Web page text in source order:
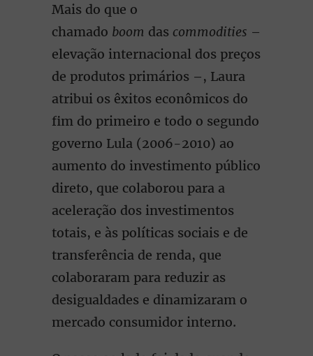
Mais do que o
chamado boom das commodities –
elevação internacional dos preços
de produtos primários –, Laura
atribui os êxitos econômicos do
fim do primeiro e todo o segundo
governo Lula (2006-2010) ao
aumento do investimento público
direto, que colaborou para a
aceleração dos investimentos
totais, e às políticas sociais e de
transferência de renda, que
colaboraram para reduzir as
desigualdades e dinamizaram o
mercado consumidor interno.